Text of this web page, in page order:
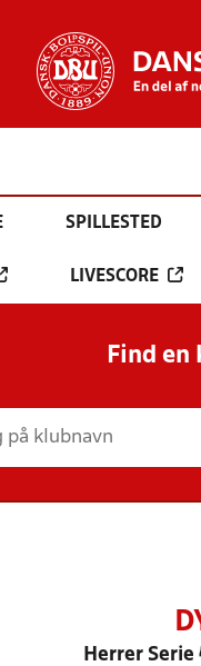
SPILLESTED
LIVESCORE
Find
Herrer